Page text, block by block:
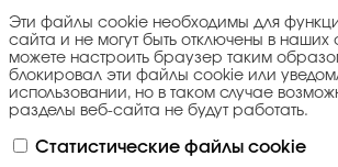
Эти файлы cookie необходимы для
сайта и не могут быть отключены в наших
можете настроить браузер таким
блокировал эти файлы cookie или
использовании, но в таком случае
разделы веб-сайта не будут работать.
Статистические файлы cookie